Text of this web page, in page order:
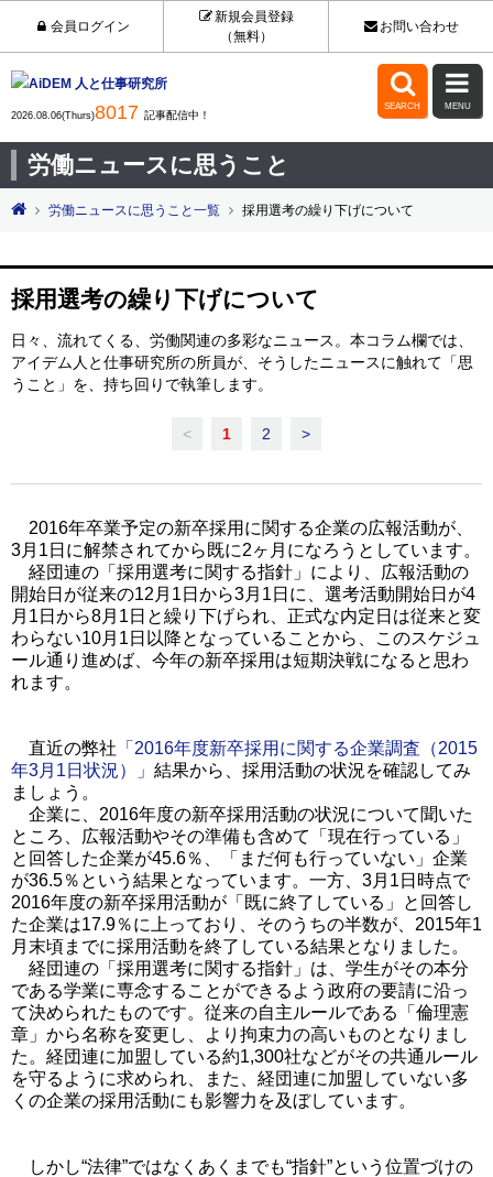
会員ログイン
新規会員登録
（無料）
お問い合わせ
2026.08.06(Thurs)8017 記事配信中！

SEARCH

MENU
労働ニュースに思うこと
労働ニュースに思うこと一覧 採用選考の繰り下げについて
採用選考の繰り下げについて
日々、流れてくる、労働関連の多彩なニュース。本コラム欄では、
アイデム人と仕事研究所の所員が、そうしたニュースに触れて「思
うこと」を、持ち回りで執筆します。
< 1 2 >
2016年卒業予定の新卒採用に関する企業の広報活動が、
3月1日に解禁されてから既に2ヶ月になろうとしています。
経団連の「採用選考に関する指針」により、広報活動の
開始日が従来の12月1日から3月1日に、選考活動開始日が4
月1日から8月1日と繰り下げられ、正式な内定日は従来と変
わらない10月1日以降となっていることから、このスケジュ
ール通り進めば、今年の新卒採用は短期決戦になると思わ
れます。
直近の弊社 「2016年度新卒採用に関する企業調査（2015
年3月1日状況）」 結果から、採用活動の状況を確認してみ
ましょう。
企業に、2016年度の新卒採用活動の状況について聞いた
ところ、広報活動やその準備も含めて「現在行っている」
と回答した企業が45.6％、「まだ何も行っていない」企業
が36.5％という結果となっています。一方、3月1日時点で
2016年度の新卒採用活動が「既に終了している」と回答し
た企業は17.9％に上っており、そのうちの半数が、2015年1
月末頃までに採用活動を終了している結果となりました。
経団連の「採用選考に関する指針」は、学生がその本分
である学業に専念することができるよう政府の要請に沿っ
て決められたものです。従来の自主ルールである「倫理憲
章」から名称を変更し、より拘束力の高いものとなりまし
た。経団連に加盟している約1,300社などがその共通ルール
を守るように求められ、また、経団連に加盟していない多
くの企業の採用活動にも影響力を及ぼしています。
しかし“法律”ではなくあくまでも“指針”という位置づけの